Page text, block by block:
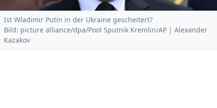
Ist Wladimir Putin in der Ukraine gescheitert?
Bild: picture alliance/dpa/Pool Sputnik Kremlin/AP | Alexander
Kazakov